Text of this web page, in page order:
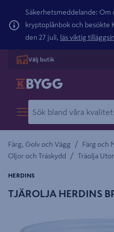
Säkerhetsmeddelande: Om
kryptoplånbok och besökte
den 27 juli, läs viktig
Välj butik
Färg, Golv och Vägg / Färg och
Oljor och Träskydd / Träolja
TJÄROLJA HERDINS
HERDINS